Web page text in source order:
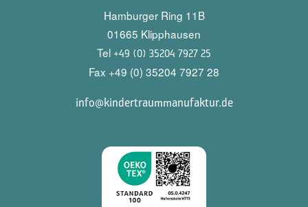
Hamburger Ring 11B
01665 Klipphausen
Tel +49 (0) 35204 7927 25
Fax +49 (0) 35204 7927 28
info@kindertraummanufaktur.de